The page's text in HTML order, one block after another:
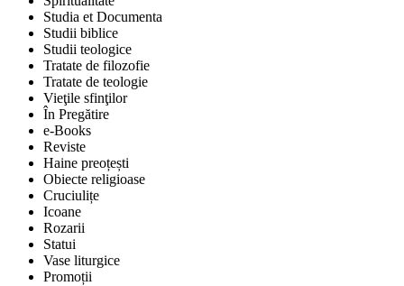
Studia et Documenta
Studii biblice
Studii teologice
Tratate de filozofie
Tratate de teologie
Vieţile sfinţilor
În Pregătire
e-Books
Reviste
Haine preoțești
Obiecte religioase
Cruciulițe
Icoane
Rozarii
Statui
Vase liturgice
Promoții